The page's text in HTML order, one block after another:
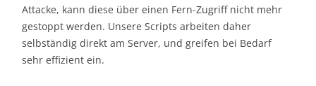
Attacke, kann diese über einen Fern-Zugriff nicht mehr
gestoppt werden. Unsere Scripts arbeiten daher
selbständig direkt am Server, und greifen bei Bedarf
sehr effizient ein.